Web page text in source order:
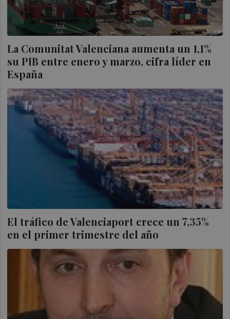
La Comunitat Valenciana aumenta un 1,1%
su PIB entre enero y marzo, cifra líder en
España
El tráfico de Valenciaport crece un 7,35%
en el primer trimestre del año